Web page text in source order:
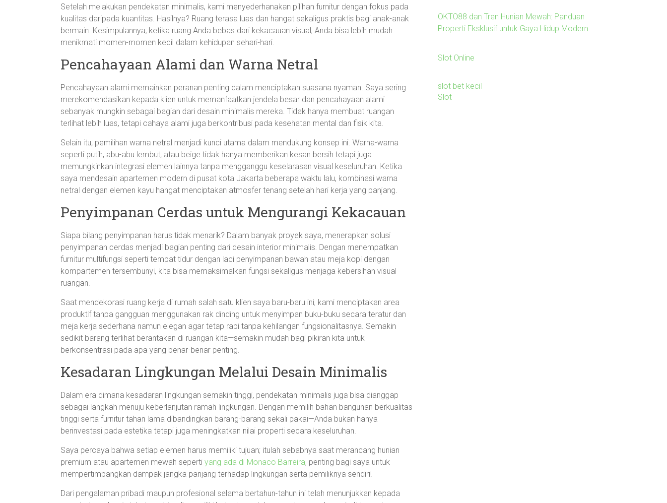
Setelah melakukan pendekatan minimalis, kami menyederhanakan pilihan furnitur dengan fokus pada
kualitas daripada kuantitas. Hasilnya? Ruang terasa luas dan hangat sekaligus praktis bagi anak-anak
bermain. Kesimpulannya, ketika ruang Anda bebas dari kekacauan visual, Anda bisa lebih mudah
menikmati momen-momen kecil dalam kehidupan sehari-hari.
Pencahayaan Alami dan Warna Netral
Pencahayaan alami memainkan peranan penting dalam menciptakan suasana nyaman. Saya sering
merekomendasikan kepada klien untuk memanfaatkan jendela besar dan pencahayaan alami
sebanyak mungkin sebagai bagian dari desain minimalis mereka. Tidak hanya membuat ruangan
terlihat lebih luas, tetapi cahaya alami juga berkontribusi pada kesehatan mental dan fisik kita.
Selain itu, pemilihan warna netral menjadi kunci utama dalam mendukung konsep ini. Warna-warna
seperti putih, abu-abu lembut, atau beige tidak hanya memberikan kesan bersih tetapi juga
memungkinkan integrasi elemen lainnya tanpa mengganggu keselarasan visual keseluruhan. Ketika
saya mendesain apartemen modern di pusat kota Jakarta beberapa waktu lalu, kombinasi warna
netral dengan elemen kayu hangat menciptakan atmosfer tenang setelah hari kerja yang panjang.
Penyimpanan Cerdas untuk Mengurangi Kekacauan
Siapa bilang penyimpanan harus tidak menarik? Dalam banyak proyek saya, menerapkan solusi
penyimpanan cerdas menjadi bagian penting dari desain interior minimalis. Dengan menempatkan
furnitur multifungsi seperti tempat tidur dengan laci penyimpanan bawah atau meja kopi dengan
kompartemen tersembunyi, kita bisa memaksimalkan fungsi sekaligus menjaga kebersihan visual
ruangan.
Saat mendekorasi ruang kerja di rumah salah satu klien saya baru-baru ini, kami menciptakan area
produktif tanpa gangguan menggunakan rak dinding untuk menyimpan buku-buku secara teratur dan
meja kerja sederhana namun elegan agar tetap rapi tanpa kehilangan fungsionalitasnya. Semakin
sedikit barang terlihat berantakan di ruangan kita—semakin mudah bagi pikiran kita untuk
berkonsentrasi pada apa yang benar-benar penting.
Kesadaran Lingkungan Melalui Desain Minimalis
Dalam era dimana kesadaran lingkungan semakin tinggi, pendekatan minimalis juga bisa dianggap
sebagai langkah menuju keberlanjutan ramah lingkungan. Dengan memilih bahan bangunan berkualitas
tinggi serta furnitur tahan lama dibandingkan barang-barang sekali pakai—Anda bukan hanya
berinvestasi pada estetika tetapi juga meningkatkan nilai properti secara keseluruhan.
Saya percaya bahwa setiap elemen harus memiliki tujuan; itulah sebabnya saat merancang hunian
premium atau apartemen mewah seperti yang ada di Monaco Barreira, penting bagi saya untuk
mempertimbangkan dampak jangka panjang terhadap lingkungan serta pemiliknya sendiri!
Dari pengalaman pribadi maupun profesional selama bertahun-tahun ini telah menunjukkan kepada
OKTO88 dan Tren Hunian Mewah: Panduan
Properti Eksklusif untuk Gaya Hidup Modern
Slot Online
slot bet kecil
Slot